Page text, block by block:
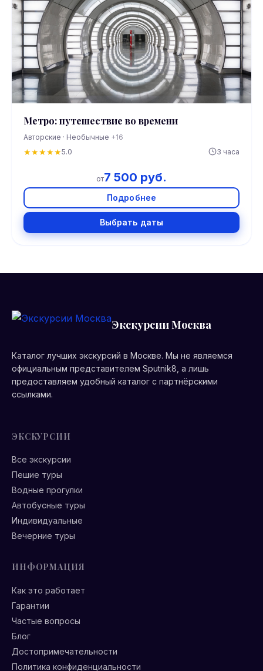
Метро: путешествие во времени
Авторские · Необычные +16
★★★★★5.0 3 часа
от7 500 руб.
Подробнее
Выбрать даты
Экскурсии Москва
Каталог лучших экскурсий в Москве. Мы не являемся
официальным представителем Sputnik8, а лишь
предоставляем удобный каталог с партнёрскими
ссылками.
ЭКСКУРСИИ
Все экскурсии
Пешие туры
Водные прогулки
Автобусные туры
Индивидуальные
Вечерние туры
ИНФОРМАЦИЯ
Как это работает
Гарантии
Частые вопросы
Блог
Достопримечательности
Политика конфиденциальности